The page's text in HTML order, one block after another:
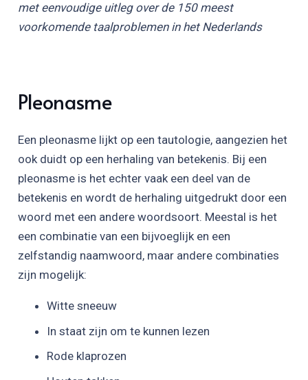
met eenvoudige uitleg over de 150 meest
voorkomende taalproblemen in het Nederlands
Pleonasme
Een pleonasme lijkt op een tautologie, aangezien het
ook duidt op een herhaling van betekenis. Bij een
pleonasme is het echter vaak een deel van de
betekenis en wordt de herhaling uitgedrukt door een
woord met een andere woordsoort. Meestal is het
een combinatie van een bijvoeglijk en een
zelfstandig naamwoord, maar andere combinaties
zijn mogelijk:
Witte sneeuw
In staat zijn om te kunnen lezen
Rode klaprozen